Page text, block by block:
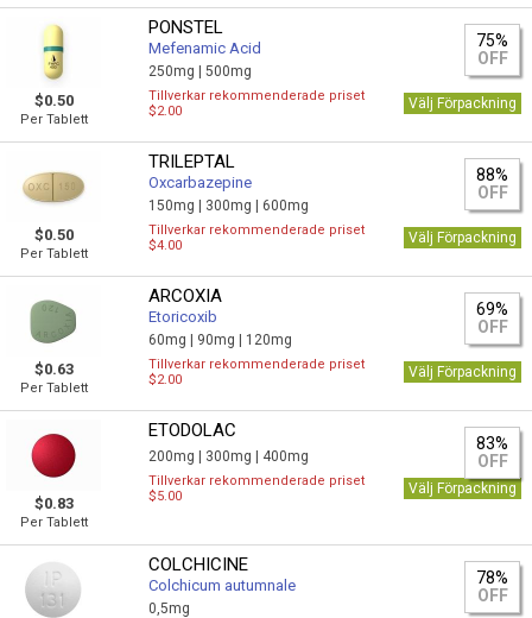
$0.50
Per Tablett
PONSTEL
Mefenamic Acid
250mg |500mg
75%
OFF
Tillverkar rekommenderade priset
$2.00
Välj Förpackning
$0.50
Per Tablett
TRILEPTAL
Oxcarbazepine
150mg | 300mg | 600mg
88%
OFF
Tillverkar rekommenderade priset
$4.00
Välj Förpackning
$0.63
Per Tablett
ARCOXIA
Etoricoxib
60mg | 90mg | 120mg
69%
OFF
Tillverkar rekommenderade priset
$2.00
Välj Förpackning
$0.83
Per Tablett
ETODOLAC
200mg | 300mg | 400mg
83%
OFF
Tillverkar rekommenderade priset
$5.00
Välj Förpackning
COLCHICINE
Colchicum autumnale
0,5mg
78%
OFF